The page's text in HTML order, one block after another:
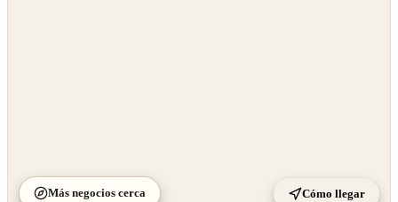
Más negocios cerca Cómo llegar